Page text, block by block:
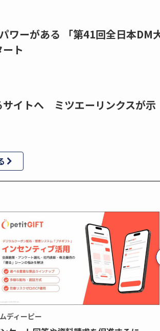
ワーがある 「第41回全日本DM
ト
サイトへ ミツエーリンクスが示
ディーピー